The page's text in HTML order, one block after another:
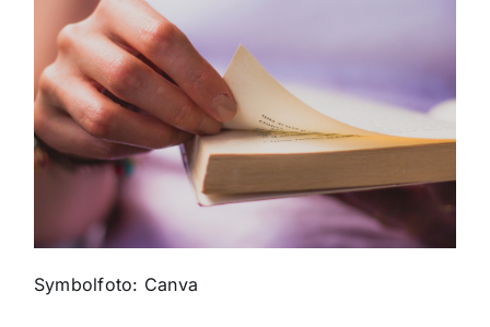
Galerie
Verkehrsmeldungen
Polizeimeldungen
Themen und Termine
Symbolfoto: Canva